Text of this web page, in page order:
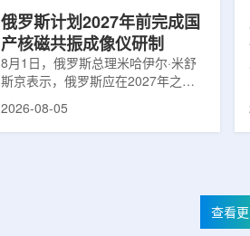
俄罗斯计划2027年前完成国
产核磁共振成像仪研制
8月1日，俄罗斯总理米哈伊尔·米舒
斯京表示，俄罗斯应在2027年之前
完成国产核磁共振成像仪的研制工
家原子能公司推进，并称该设备预计
2026-08-05
查看